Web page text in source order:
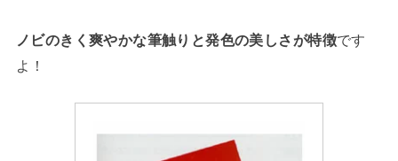
ノビのきく爽やかな筆触りと発色の美しさが特徴です
よ！